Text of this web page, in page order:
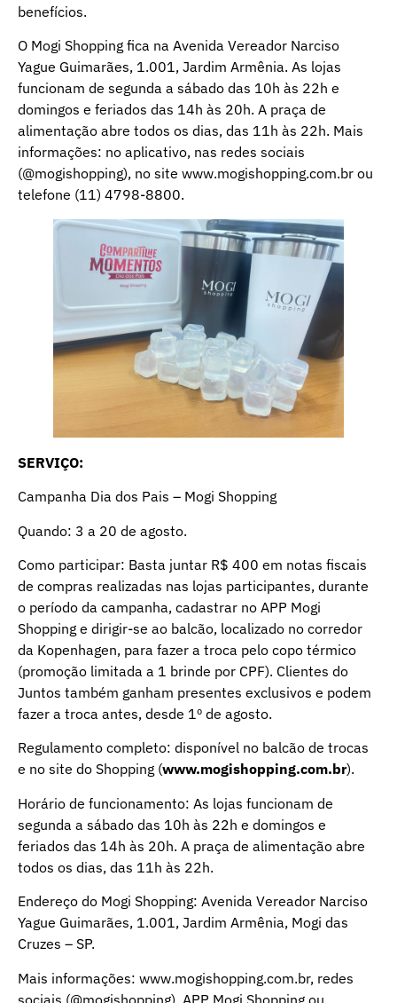
benefícios.
O Mogi Shopping fica na Avenida Vereador Narciso
Yague Guimarães, 1.001, Jardim Armênia. As lojas
funcionam de segunda a sábado das 10h às 22h e
domingos e feriados das 14h às 20h. A praça de
alimentação abre todos os dias, das 11h às 22h. Mais
informações: no aplicativo, nas redes sociais
(@mogishopping), no site www.mogishopping.com.br ou
telefone (11) 4798-8800.
SERVIÇO:
Campanha Dia dos Pais – Mogi Shopping
Quando: 3 a 20 de agosto.
Como participar: Basta juntar R$ 400 em notas fiscais
de compras realizadas nas lojas participantes, durante
o período da campanha, cadastrar no APP Mogi
Shopping e dirigir-se ao balcão, localizado no corredor
da Kopenhagen, para fazer a troca pelo copo térmico
(promoção limitada a 1 brinde por CPF). Clientes do
Juntos também ganham presentes exclusivos e podem
fazer a troca antes, desde 1º de agosto.
Regulamento completo: disponível no balcão de trocas
e no site do Shopping (www.mogishopping.com.br).
Horário de funcionamento: As lojas funcionam de
segunda a sábado das 10h às 22h e domingos e
feriados das 14h às 20h. A praça de alimentação abre
todos os dias, das 11h às 22h.
Endereço do Mogi Shopping: Avenida Vereador Narciso
Yague Guimarães, 1.001, Jardim Armênia, Mogi das
Cruzes – SP.
Mais informações: www.mogishopping.com.br, redes
sociais (@mogishopping), APP Mogi Shopping ou